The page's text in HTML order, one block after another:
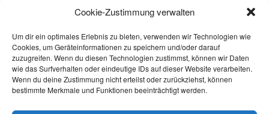
Cookie-Zustimmung verwalten
Um dir ein optimales Erlebnis zu bieten, verwenden wir Technologien wie
Cookies, um Geräteinformationen zu speichern und/oder darauf
zuzugreifen. Wenn du diesen Technologien zustimmst, können wir Daten
wie das Surfverhalten oder eindeutige IDs auf dieser Website verarbeiten.
Wenn du deine Zustimmung nicht erteilst oder zurückziehst, können
bestimmte Merkmale und Funktionen beeinträchtigt werden.
Vielen Dank dafür!